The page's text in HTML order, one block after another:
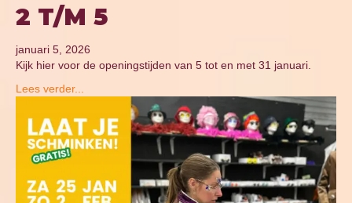
2 T/M 5
januari 5, 2026
Kijk hier voor de openingstijden van 5 tot en met 31 januari.
Lees verder...